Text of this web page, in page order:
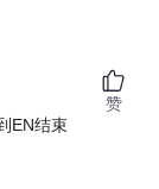
EN结束
赞